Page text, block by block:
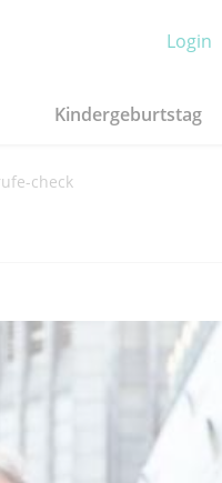
Login
Kindergeburtstag
check